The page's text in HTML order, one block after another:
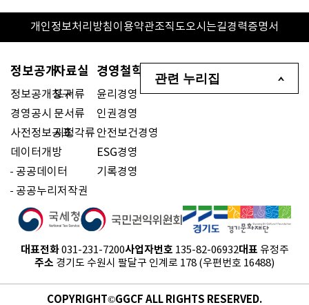
개인정보처리방침이용약관조직도오시는길경력증명서
대표전화 031-231-7200사업자번호 135-82-06932대표 유정주
주소 경기도 수원시 팔달구 인계로 178 (우편번호 16488)
정보공개
정보공개청구
경영공시
사전정보공표
데이터개방
공공데이터
공공누리저작권
자료실
도서류
문서류
시청각류
경영철학
윤리경영
인권경영
안전보건경영
ESG경영
기록경영
관련 누리집
COPYRIGHT©GGCF ALL RIGHTS RESERVED.